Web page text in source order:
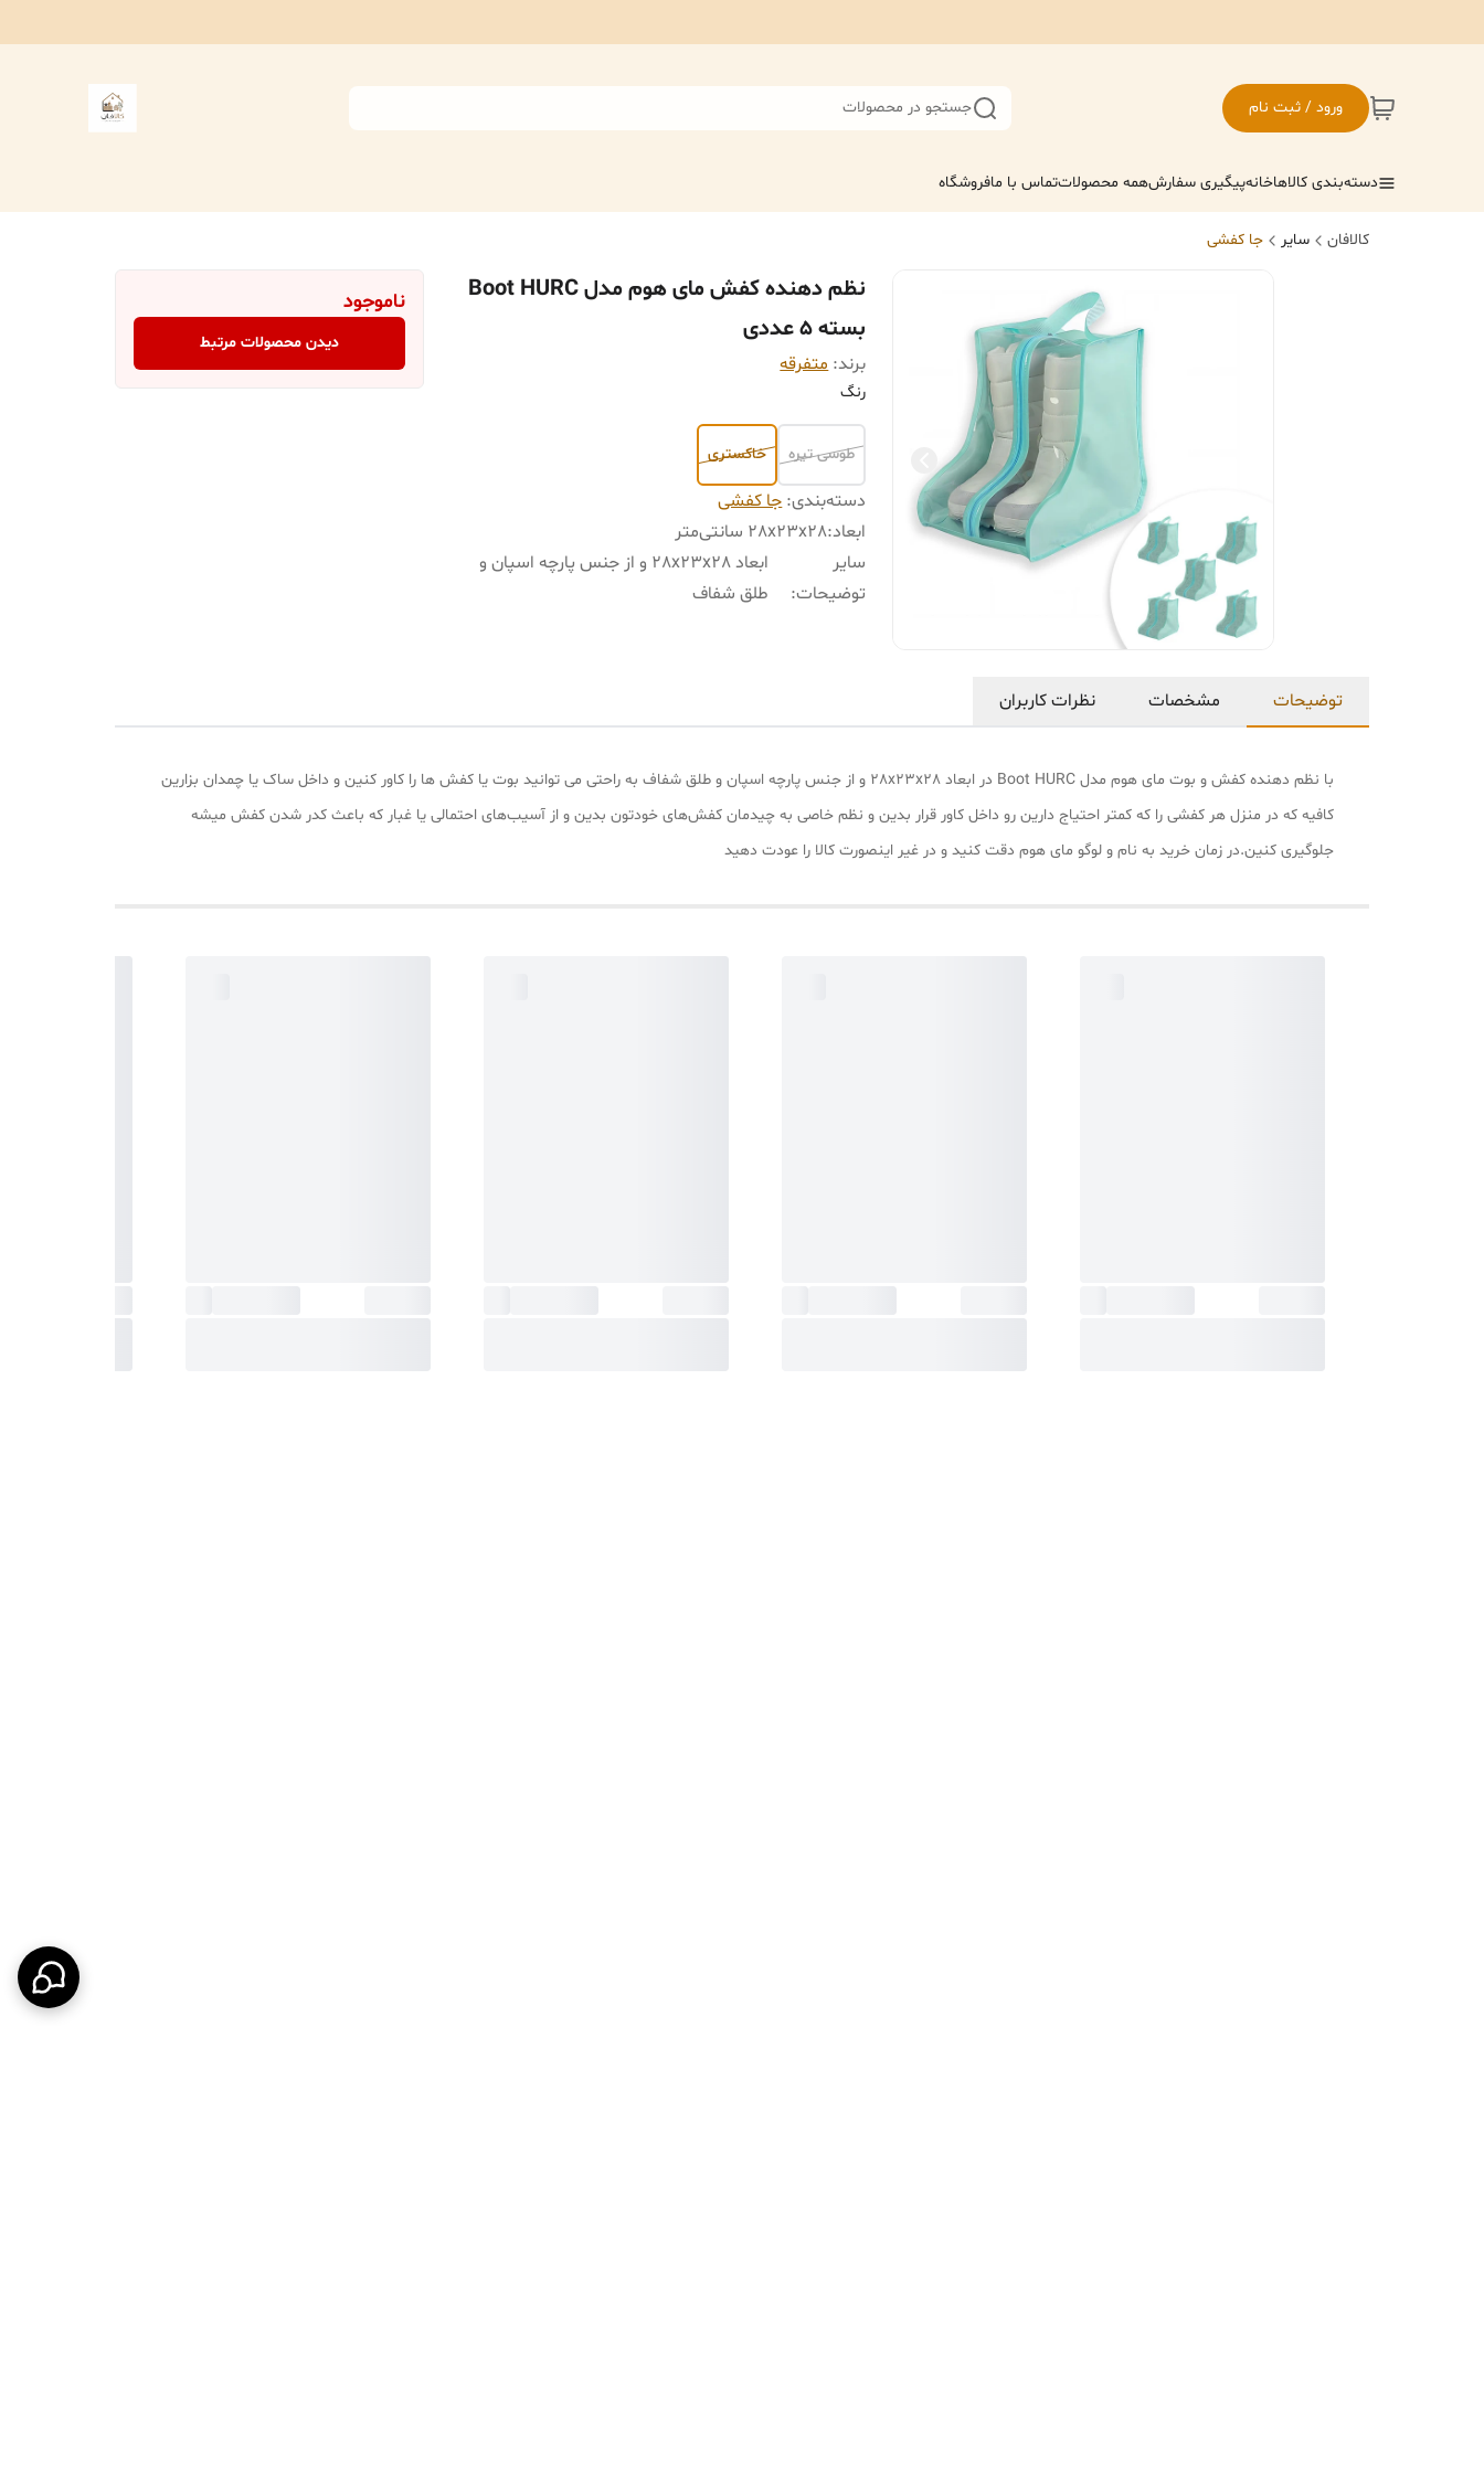
ورود / ثبت نام جستجو در محصولات
دسته‌بندی کالاهاخانهپیگیری سفارشهمه محصولاتتماس با مافروشگاه
کالافان سایر جا کفشی
نظم دهنده کفش مای هوم مدل Boot HURC
بسته 5 عددی
برند: متفرقه
رنگ
طوسی تیره خاکستری
دسته‌بندی:جا کفشی
ابعاد:28x23x28 سانتی‌متر
سایر
توضیحات:
ابعاد 28x23x28 و از جنس پارچه اسپان و
طلق شفاف
ناموجود
دیدن محصولات مرتبط
توضیحات مشخصات نظرات کاربران
با نظم دهنده کفش و بوت مای هوم مدل Boot HURC در ابعاد 28x23x28 و از جنس پارچه اسپان و طلق شفاف به راحتی می توانید بوت یا کفش ها را کاور کنین و داخل ساک یا چمدان بزارین
کافیه که در منزل هر کفشی را که کمتر احتیاج دارین رو داخل کاور قرار بدین و نظم خاصی به چیدمان کفش‌های خودتون بدین و از آسیب‌های احتمالی یا غبار که باعث کدر شدن کفش میشه
جلوگیری کنین.در زمان خرید به نام و لوگو مای هوم دقت کنید و در غیر اینصورت کالا را عودت دهید